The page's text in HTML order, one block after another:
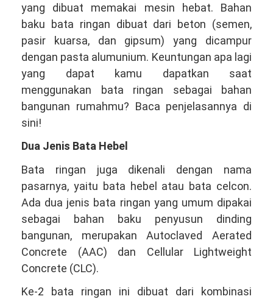
yang dibuat memakai mesin hebat. Bahan
baku bata ringan dibuat dari beton (semen,
pasir kuarsa, dan gipsum) yang dicampur
dengan pasta alumunium. Keuntungan apa lagi
yang dapat kamu dapatkan saat
menggunakan bata ringan sebagai bahan
bangunan rumahmu? Baca penjelasannya di
sini!
Dua Jenis Bata Hebel
Bata ringan juga dikenali dengan nama
pasarnya, yaitu bata hebel atau bata celcon.
Ada dua jenis bata ringan yang umum dipakai
sebagai bahan baku penyusun dinding
bangunan, merupakan Autoclaved Aerated
Concrete (AAC) dan Cellular Lightweight
Concrete (CLC).
Ke-2 bata ringan ini dibuat dari kombinasi